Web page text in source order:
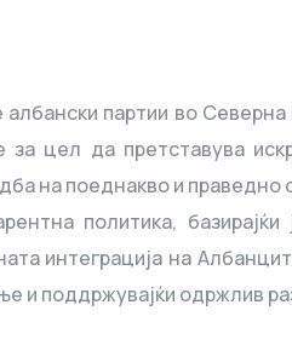
партии во
цел да претставува
на поеднакво и праведно
политика,
интеграција на
и поддржувајќи одржлив